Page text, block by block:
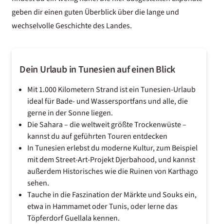
geben dir einen guten Überblick über die lange und
wechselvolle Geschichte des Landes.
Dein Urlaub in Tunesien auf einen Blick
Mit 1.000 Kilometern Strand ist ein Tunesien-Urlaub
ideal für Bade- und Wassersportfans und alle, die
gerne in der Sonne liegen.
Die Sahara – die weltweit größte Trockenwüste –
kannst du auf geführten Touren entdecken
In Tunesien erlebst du moderne Kultur, zum Beispiel
mit dem Street-Art-Projekt Djerbahood, und kannst
außerdem Historisches wie die Ruinen von Karthago
sehen.
Tauche in die Faszination der Märkte und Souks ein,
etwa in Hammamet oder Tunis, oder lerne das
Töpferdorf Guellala kennen.